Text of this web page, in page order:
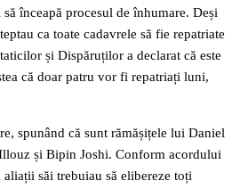
înceapă procesul de înhumare. Deși
ca toate cadavrele să fie repatriate
și Dispăruților a declarat că este
că doar patru vor fi repatriați luni,
spunând că sunt rămășițele lui Daniel
și Bipin Joshi. Conform acordului
săi trebuiau să elibereze toți